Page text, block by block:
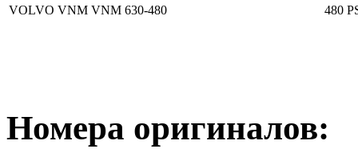
VOLVO VNM VNM 630-480
480
Номера оригиналов: